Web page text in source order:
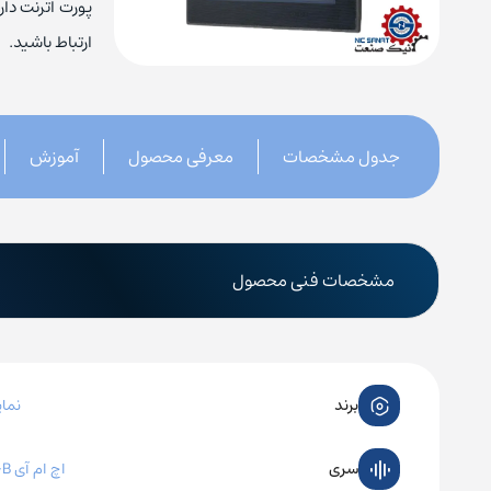
کنتاکتور چینت بیمتال
کلید حرارتی زیمنس
کلید حرارتی اشنایدر
کلید حرارتی هیوندای
کلید حرارتی چینت
کلید
کلید
کلید
کلید
منبع
پورت اترنت
ارتباط باشید.
جدول مشخصات معرفی محصول آموزش
مشخصات فنی محصول
برند
سری اچ ام آی DOP-B دلتا